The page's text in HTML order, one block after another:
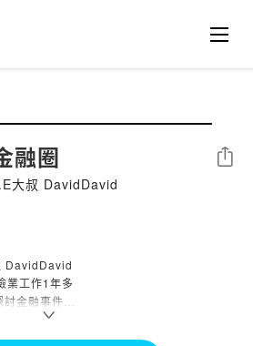
融圈
大叔 DavidDavid
分享
DavidDavid
業工作1年多
討金融事件
銀行外派海外的工作經驗
金融圈聽眾的您們有所幫助